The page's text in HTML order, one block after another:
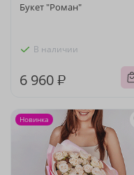
Букет "Роман"
В наличии
6 960 ₽
Новинка